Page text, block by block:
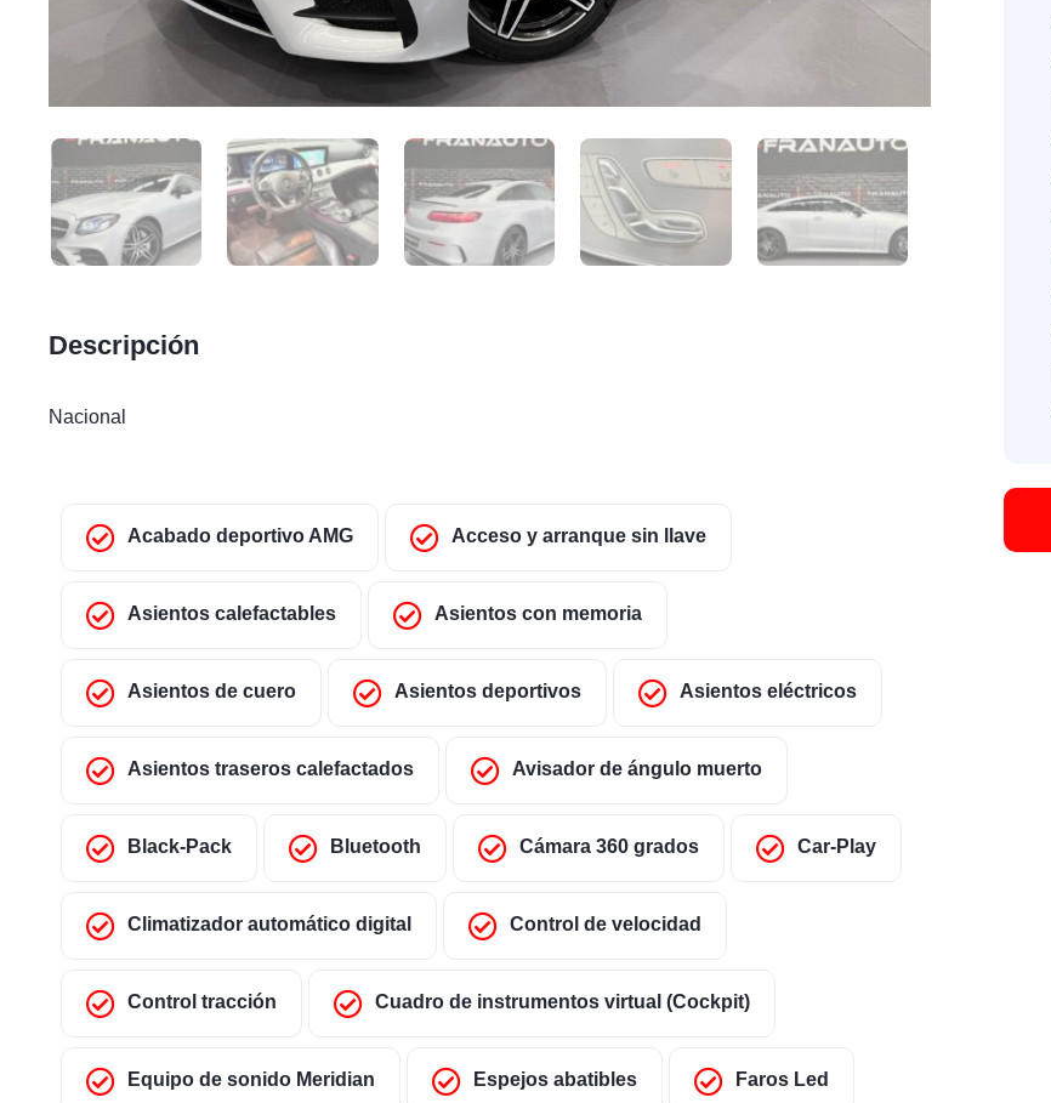
Descripción
Nacional
Acabado deportivo AMG Acceso y arranque sin llave
Asientos calefactables Asientos con memoria
Asientos de cuero Asientos deportivos Asientos eléctricos
Asientos traseros calefactados Avisador de ángulo muerto
Black-Pack Bluetooth Cámara 360 grados Car-Play
Climatizador automático digital Control de velocidad
Control tracción Cuadro de instrumentos virtual (Cockpit)
Equipo de sonido Meridian Espejos abatibles Faros Led